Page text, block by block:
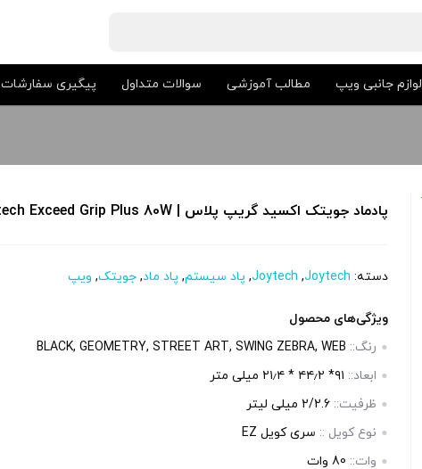
لوازم جانبی ویپ مطالب آموزشی سوالات متداول پیگیری سفارشات
پادماد جویتک اکسید گریپ پلاس | Joyetech Exceed Grip Plus 80W
دسته: Joytech
,
Joytech
, پاد سیستم, پاد ماد,جویتک, ویپ
ویژگی‌های محصول
رنگ:: BLACK, GEOMETRY, STREET ART, SWING ZEBRA, WEB
ابعاد:: ۹۱* ۴۴٫۲ * ۲۱٫۴ میلی متر
ظرفیت::2/2.6 میلی لیتر
نوع کویل :: سری کویل EZ
وات:: 80 وات